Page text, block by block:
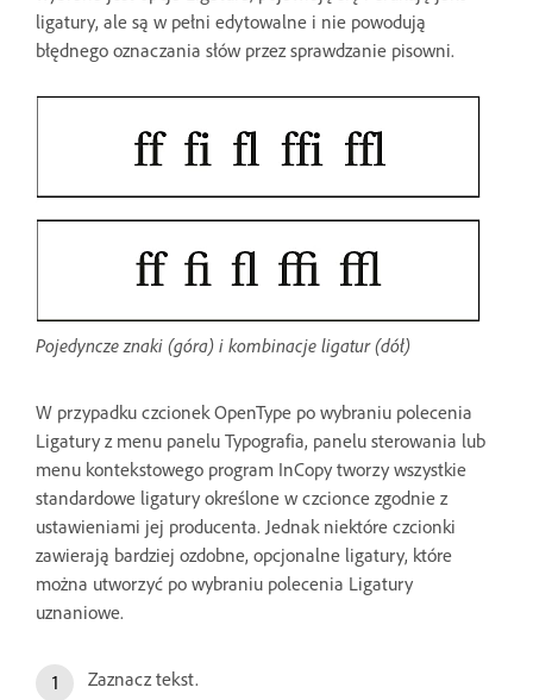
ligatury, ale są w pełni edytowalne i nie powodują
błędnego oznaczania słów przez sprawdzanie pisowni.
Pojedyncze znaki (góra) i kombinacje ligatur (dół)
W przypadku czcionek OpenType po wybraniu polecenia
Ligatury z menu panelu Typografia, panelu sterowania lub
menu kontekstowego program InCopy tworzy wszystkie
standardowe ligatury określone w czcionce zgodnie z
ustawieniami jej producenta. Jednak niektóre czcionki
zawierają bardziej ozdobne, opcjonalne ligatury, które
można utworzyć po wybraniu polecenia Ligatury
uznaniowe.
Zaznacz tekst.